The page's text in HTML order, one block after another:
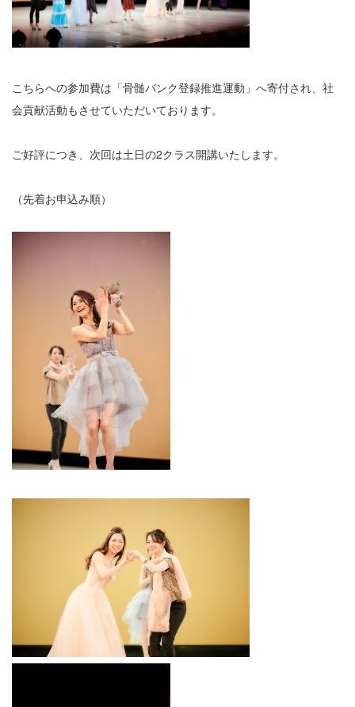
こちらへの参加費は「骨髄バンク登録推進運動」へ寄付され、社
会貢献活動もさせていただいております。
ご好評につき、次回は土日の2クラス開講いたします。
（先着お申込み順）